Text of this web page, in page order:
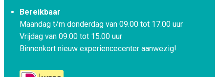
Bereikbaar
Maandag t/m donderdag van 09.00 tot 17.00 uur
Vrijdag van 09.00 tot 15.00 uur
Binnenkort nieuw experiencecenter aanwezig!